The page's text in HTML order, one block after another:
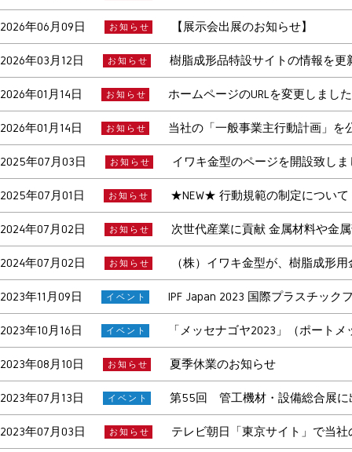
2026年06月09日 お知らせ 【展示会出展のお知らせ】
2026年03月12日 お知らせ 樹脂成形品特設サイトの情報を更
2026年01月14日 お知らせ ホームページのURLを変更しました
2026年01月14日 お知らせ 当社の「一般事業主行動計画」を
2025年07月03日 お知らせ イワキ金型のページを開設致しま
2025年07月01日 お知らせ ★NEW★ 行動規範の制定について
2024年07月02日 お知らせ 次世代産業に貢献 金属材料や金
2024年07月02日 お知らせ （株）イワキ金型が、樹脂成形
2023年11月09日 イベント IPF Japan 2023 国際プラスチック
2023年10月16日 イベント 「メッセナゴヤ2023」（ポート
2023年08月10日 お知らせ 夏季休業のお知らせ
2023年07月13日 イベント 第55回 管工機材・設備総合展に
2023年07月03日 お知らせ テレビ朝日「東京サイト」で当